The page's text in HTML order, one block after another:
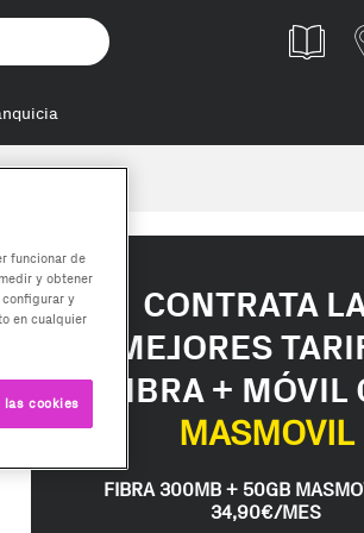
CONTRATA
MEJORES
FIBRA + MÓVIL
MASMOVIL
FIBRA 300MB + 50GB
34,90€/MES
funcionar de
y obtener
y
en cualquier
cookies